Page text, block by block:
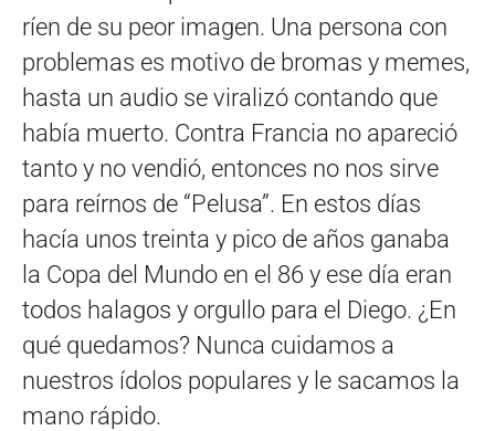
ríen de su peor imagen. Una persona con
problemas es motivo de bromas y memes,
hasta un audio se viralizó contando que
había muerto. Contra Francia no apareció
tanto y no vendió, entonces no nos sirve
para reírnos de “Pelusa”. En estos días
hacía unos treinta y pico de años ganaba
la Copa del Mundo en el 86 y ese día eran
todos halagos y orgullo para el Diego. ¿En
qué quedamos? Nunca cuidamos a
nuestros ídolos populares y le sacamos la
mano rápido.